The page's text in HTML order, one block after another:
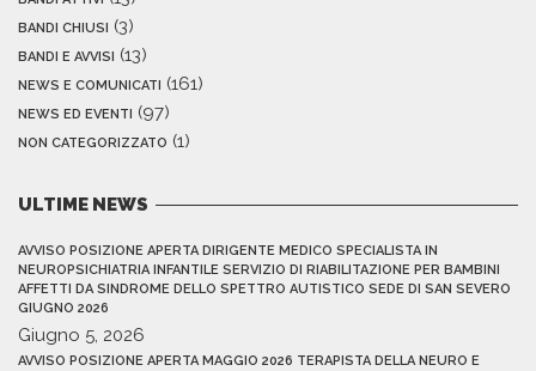
BANDI CHIUSI (3)
BANDI E AVVISI (13)
NEWS E COMUNICATI (161)
NEWS ED EVENTI (97)
NON CATEGORIZZATO (1)
ULTIME NEWS
AVVISO POSIZIONE APERTA DIRIGENTE MEDICO SPECIALISTA IN
NEUROPSICHIATRIA INFANTILE SERVIZIO DI RIABILITAZIONE PER BAMBINI
AFFETTI DA SINDROME DELLO SPETTRO AUTISTICO SEDE DI SAN SEVERO
GIUGNO 2026
Giugno 5, 2026
AVVISO POSIZIONE APERTA MAGGIO 2026 TERAPISTA DELLA NEURO E